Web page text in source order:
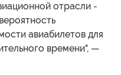
отрасли -
авиабилетов для
времени", —